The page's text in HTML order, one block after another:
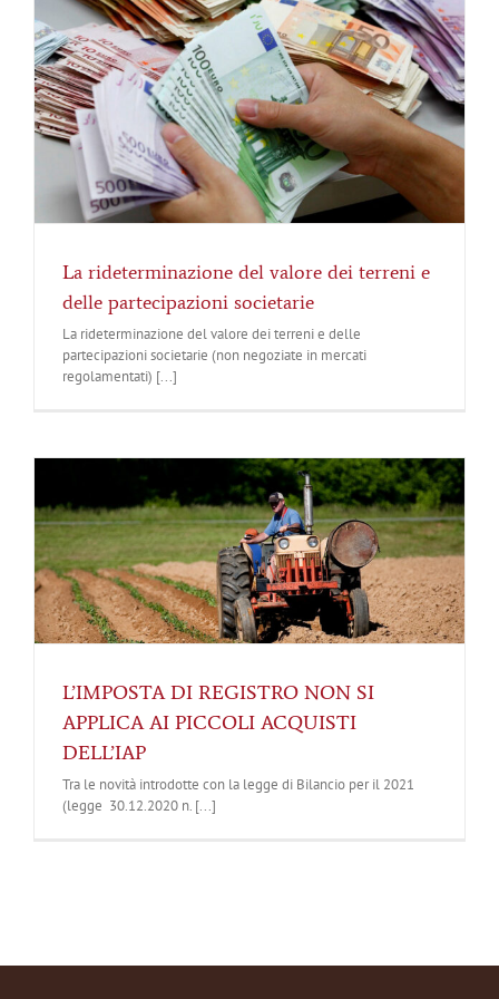
La rideterminazione del valore dei terreni e
delle partecipazioni societarie
La rideterminazione del valore dei terreni e delle
partecipazioni societarie (non negoziate in mercati
regolamentati) [...]
L’IMPOSTA DI REGISTRO NON SI
APPLICA AI PICCOLI ACQUISTI
DELL’IAP
Tra le novità introdotte con la legge di Bilancio per il 2021
(legge 30.12.2020 n. [...]